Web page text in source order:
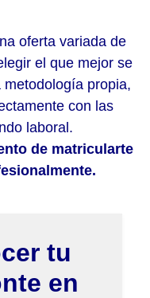
oferta variada de
el que mejor se
propia,
con las
laboral.
de matricularte
tu
en